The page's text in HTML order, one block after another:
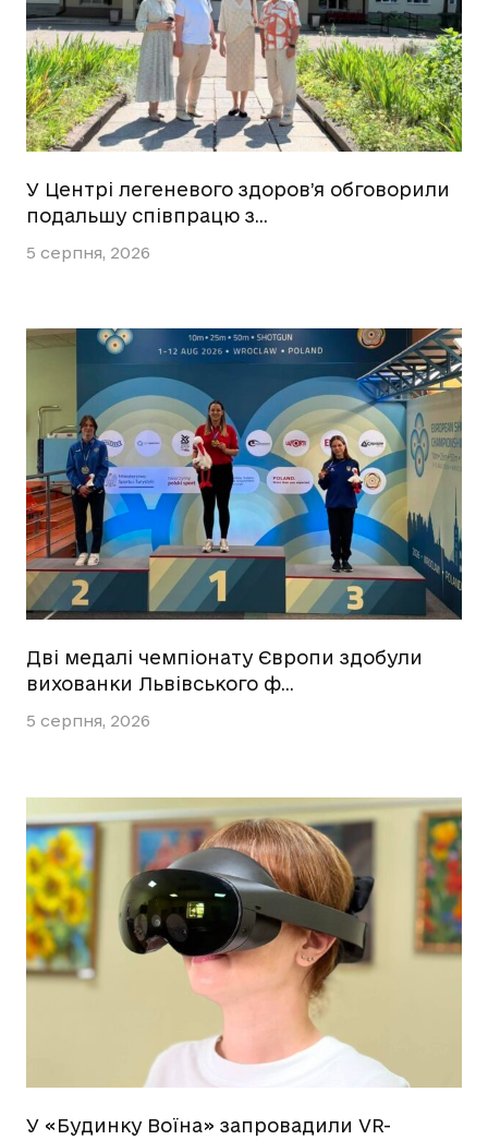
У Центрі легеневого здоров’я обговорили
подальшу співпрацю з…
5 серпня, 2026
Дві медалі чемпіонату Європи здобули
вихованки Львівського ф…
5 серпня, 2026
У «Будинку Воїна» запровадили VR-